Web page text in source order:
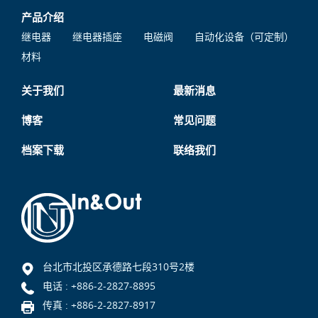
产品介绍
继电器 继电器插座 电磁阀
自动化设备（可定制）
材料
关于我们 最新消息
博客 常见问题
档案下载 联络我们
台北市北投区承德路七段310号2楼
电话 : +886-2-2827-8895
传真 : +886-2-2827-8917